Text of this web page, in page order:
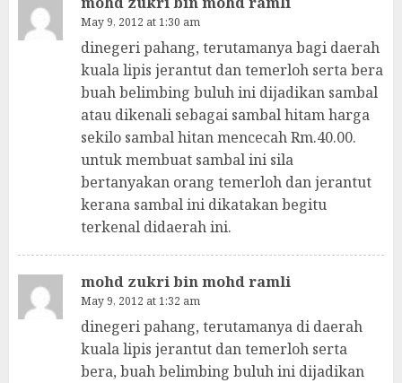
May 9, 2012 at 1:30 am
dinegeri pahang, terutamanya bagi daerah
kuala lipis jerantut dan temerloh serta bera
buah belimbing buluh ini dijadikan sambal
atau dikenali sebagai sambal hitam harga
sekilo sambal hitan mencecah Rm.40.00.
untuk membuat sambal ini sila
bertanyakan orang temerloh dan jerantut
kerana sambal ini dikatakan begitu
terkenal didaerah ini.
mohd zukri bin mohd ramli
May 9, 2012 at 1:32 am
dinegeri pahang, terutamanya di daerah
kuala lipis jerantut dan temerloh serta
bera, buah belimbing buluh ini dijadikan